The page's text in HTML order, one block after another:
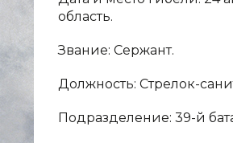
область.
Звание: Сержант.
Должность: Стрелок-
Подразделение: 39-й